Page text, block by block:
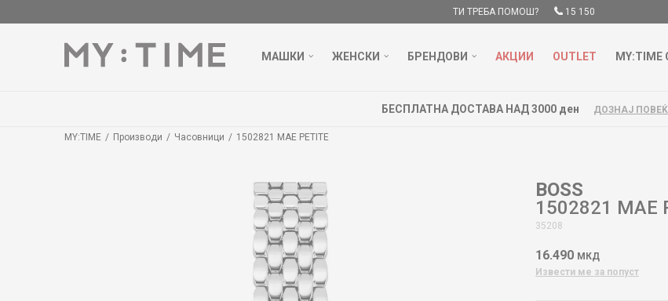
ТИ ТРЕБА ПОМОШ? 15 150
МАШКИ ЖЕНСКИ БРЕНДОВИ АКЦИИ OUTLET MY:TIME
БЕСПЛАТНА ДОСТАВА НАД 3000 ден ДОЗНАЈ
MY:TIME Производи Часовници 1502821 MAE PETITE
BOSS
1502821 MAE
35208
16.490 МКД
Извести ме за попуст